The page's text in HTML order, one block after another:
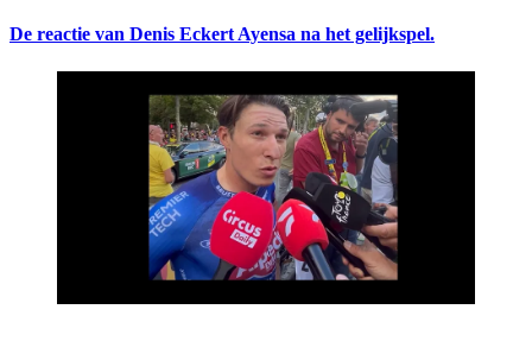
De reactie van Denis Eckert Ayensa na het gelijkspel.